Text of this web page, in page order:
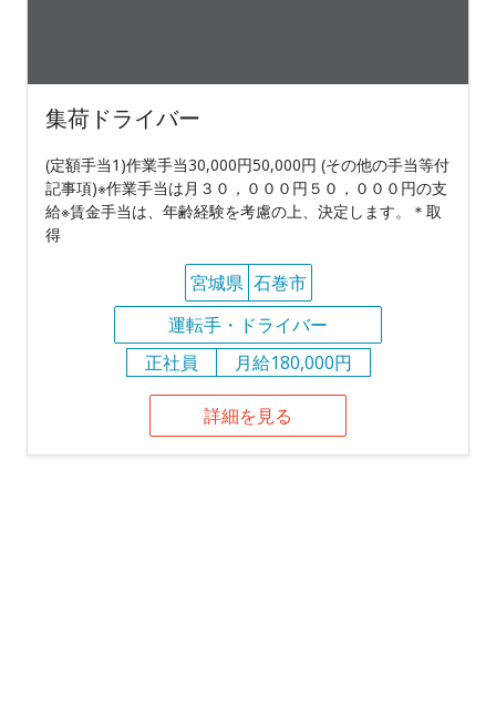
集荷ドライバー
(定額手当1)作業手当30,000円50,000円 (その他の手当等付
記事項)※作業手当は月３０，０００円５０，０００円の支
給※賃金手当は、年齢経験を考慮の上、決定します。＊取
得
宮城県 石巻市
運転手・ドライバー
正社員
月給180,000円
詳細を見る